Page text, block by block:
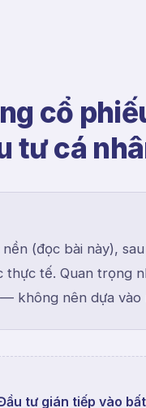
cổ
tư cá
(đọc bài này),
thực tế. Quan trọng
không nên dựa vào
tư gián tiếp vào